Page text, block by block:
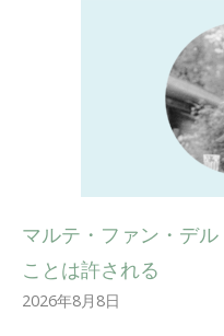
マルテ・ファン・デ
ことは許される
2026年8月8日